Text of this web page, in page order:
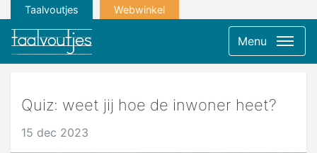
Taalvoutjes Webwinkel
Menu
Quiz: weet jij hoe de inwoner heet?
15 dec 2023